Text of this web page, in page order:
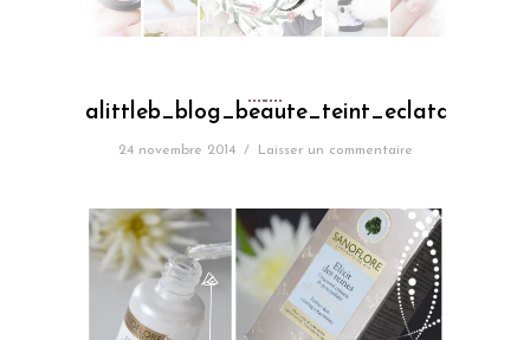
24 novembre 2014 / Laisser un commentaire